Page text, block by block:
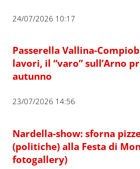
24/07/2026 10:17
Passerella Vallina-
lavori, il “varo” sull’Arno
autunno
23/07/2026 14:56
Nardella-show: sforna
(politiche) alla Festa di
fotogallery)